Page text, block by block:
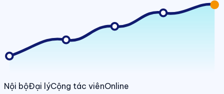
Nội bộĐại lýCộng tác viênOnline